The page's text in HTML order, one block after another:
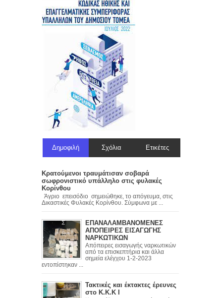
Δημοφιλή Σχόλια Ετικέτες
Κρατούμενοι τραυμάτισαν σοβαρά
σωφρονιστικό υπάλληλο στις φυλακές
Κορίνθου
Άγριο επεισόδιο σημειώθηκε, το απόγευμα, στις
Δικαστικές Φυλακές Κορίνθου. Σύμφωνα με ...
ΕΠΑΝΑΛΑΜΒΑΝΟΜΕΝΕΣ
ΑΠΟΠΕΙΡΕΣ ΕΙΣΑΓΩΓΗΣ
ΝΑΡΚΩΤΙΚΩΝ
Απόπειρες εισαγωγής ναρκωτικών
από τα επισκεπτήρια και άλλα
σημεία ελέγχου 1-2-2023
εντοπίστηκαν ...
Τακτικές και έκτακτες έρευνες
στο Κ.Κ.Κ Ι